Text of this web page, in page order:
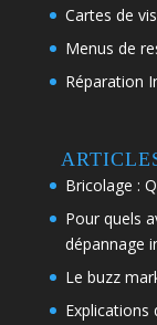
Cartes de
Menus de
Réparation
Bricolage :
Pour quels
dépannage
Le buzz
Explications